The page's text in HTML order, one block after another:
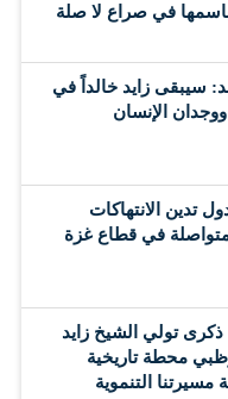
باسمها في صراع لا صلة
سيبقى زايد خالداً في
الإنسان
و 7 دول تدين الانتهاكات
في قطاع غزة
تولي الشيخ زايد
محطة تاريخية
التنموية